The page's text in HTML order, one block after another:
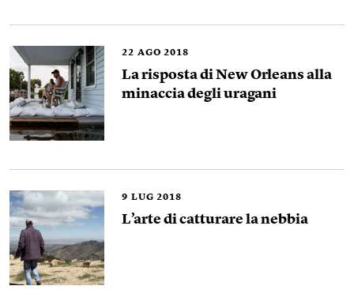
22 AGO 2018
La risposta di New Orleans alla
minaccia degli uragani
9 LUG 2018
L’arte di catturare la nebbia